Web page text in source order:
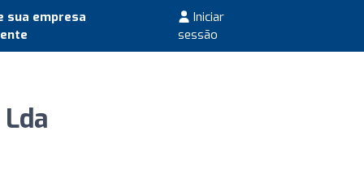
sua empresa
Iniciar
sessão